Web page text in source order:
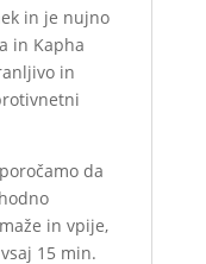
in je nujno
in Kapha
in
da
in vpije,
15 min.